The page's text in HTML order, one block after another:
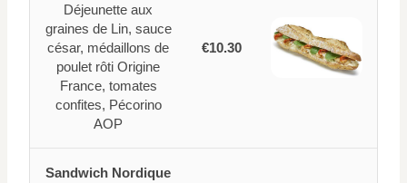
Déjeunette aux
graines de Lin, sauce
césar, médaillons de
poulet rôti Origine
France, tomates
confites, Pécorino
AOP
€10.30
Sandwich Nordique